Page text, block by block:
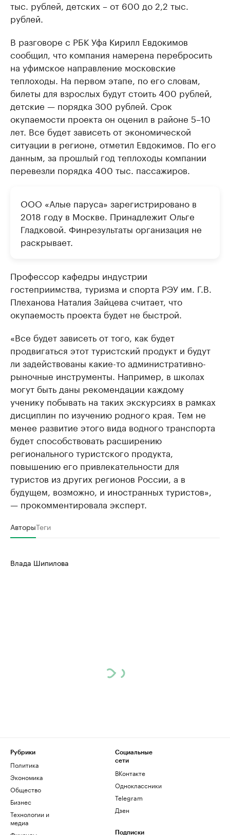
тыс. рублей, детских – от 600 до 2,2 тыс.
рублей.
В разговоре с РБК Уфа Кирилл Евдокимов
сообщил, что компания намерена перебросить
на уфимское направление московские
теплоходы. На первом этапе, по его словам,
билеты для взрослых будут стоить 400 рублей,
детские — порядка 300 рублей. Срок
окупаемости проекта он оценил в районе 5–10
лет. Все будет зависеть от экономической
ситуации в регионе, отметил Евдокимов. По его
данным, за прошлый год теплоходы компании
перевезли порядка 400 тыс. пассажиров.
ООО «Алые паруса» зарегистрировано в
2018 году в Москве. Принадлежит Ольге
Гладковой. Финрезультаты организация не
раскрывает.
Профессор кафедры индустрии
гостеприимства, туризма и спорта РЭУ им. Г.В.
Плеханова Наталия Зайцева считает, что
окупаемость проекта будет не быстрой.
«Все будет зависеть от того, как будет
продвигаться этот туристский продукт и будут
ли задействованы какие-то административно-
рыночные инструменты. Например, в школах
могут быть даны рекомендации каждому
ученику побывать на таких экскурсиях в рамках
дисциплин по изучению родного края. Тем не
менее развитие этого вида водного транспорта
будет способствовать расширению
регионального туристского продукта,
повышению его привлекательности для
туристов из других регионов России, а в
будущем, возможно, и иностранных туристов»,
— прокомментировала эксперт.
АвторыТеги
Влада Шипилова
Рубрики
Политика
Экономика
Общество
Бизнес
Технологии и
медиа
Социальные
сети
ВКонтакте
Одноклассники
Telegram
Дзен
Подписки